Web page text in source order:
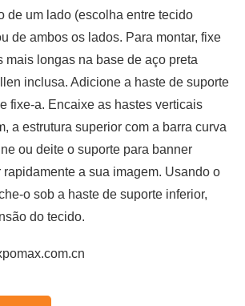
de um lado (escolha entre tecido
de ambos os lados. Para montar, fixe
mais longas na base de aço preta
inclusa. Adicione a haste de suporte
fixe-a. Encaixe as hastes verticais
a estrutura superior com a barra curva
ou deite o suporte para banner
a sua imagem. Usando o
o sob a haste de suporte inferior,
do tecido.